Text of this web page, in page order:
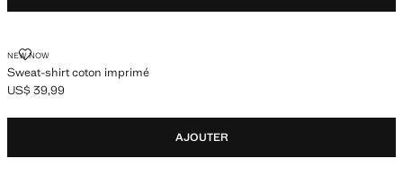
NEW NOW
Sweat-shirt coton imprimé
SWEAT-SHIRT COTON IMPRIMÉ
Prix actuel [US$ 39,99 ]
US$ 39,99
AJOUTER